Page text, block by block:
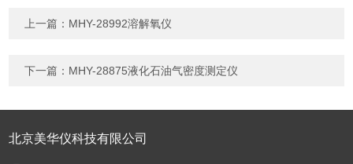
上一篇： MHY-28992溶解氧仪
下一篇： MHY-28875液化石油气密度测定仪
北京美华仪科技有限公司